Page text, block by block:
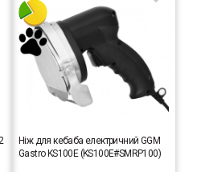
Ніж для кебаба електричний GGM
Gastro KS100E (KS100E#SMRP100)